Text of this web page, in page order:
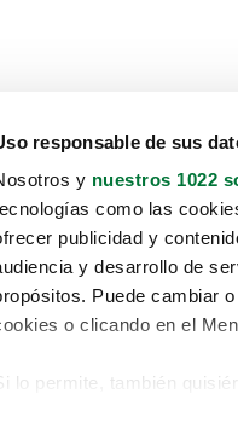
responsable de sus
y nuestros 1022
como las
publicidad y
y desarrollo de
Puede cambiar
o clicando en el
lo permite, también